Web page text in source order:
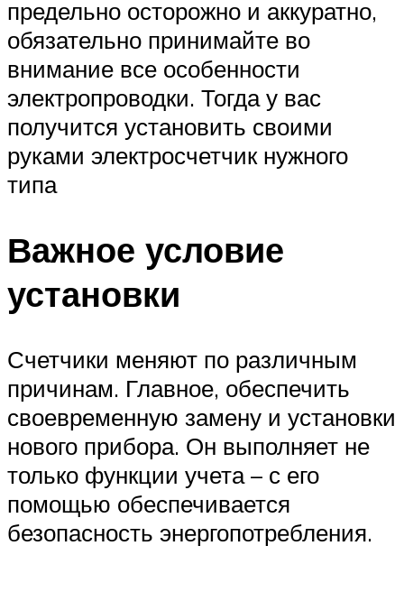
предельно осторожно и аккуратно,
обязательно принимайте во
внимание все особенности
электропроводки. Тогда у вас
получится установить своими
руками электросчетчик нужного
типа
Важное условие
установки
Счетчики меняют по различным
причинам. Главное, обеспечить
своевременную замену и установки
нового прибора. Он выполняет не
только функции учета – с его
помощью обеспечивается
безопасность энергопотребления.